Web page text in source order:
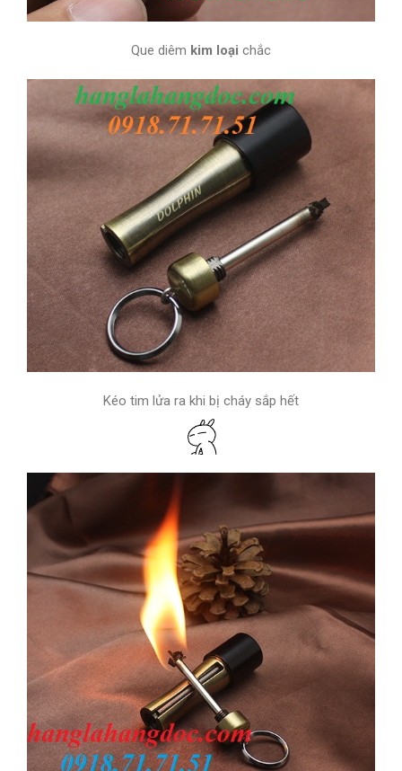
Que diêm kim loại chắc
Kéo tim lửa ra khi bị cháy sắp hết